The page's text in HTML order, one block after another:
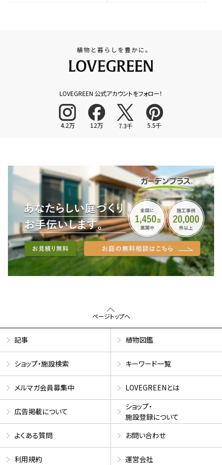
LOVEGREEN 公式アカウントをフォロー！
4.2万 12万 7.3千 5.5千
ページトップへ
記事 植物図鑑
ショップ・施設検索 キーワード一覧
メルマガ会員募集中 LOVEGREENとは
広告掲載について
ショップ・
施設登録について
よくある質問
お問い合わせ
利用規約 運営会社